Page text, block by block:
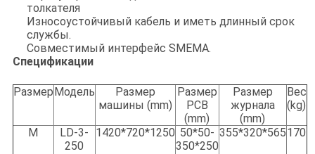
толкателя
Износоустойчивый кабель и иметь длинный срок
службы.
Совместимый интерфейс SMEMA.
Спецификации
Размер Модель
Размер
машины (mm)
Размер
PCB
(mm)
Размер
журнала
(mm)
Вес
(kg)
M
LD-3-
250
1420*720*1250 50*50-
350*250
355*320*565170